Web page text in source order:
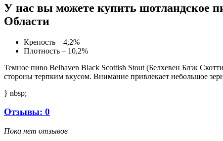
У нас вы можете купить шотландское
Области
Крепость – 4,2%
Плотность – 10,2%
Темное пиво Belhaven Black Scottish Stout (Белхевен Блэк
стороны терпким вкусом. Внимание привлекает небольшое
} nbsp;
Отзывы: 0
Пока нет отзывов